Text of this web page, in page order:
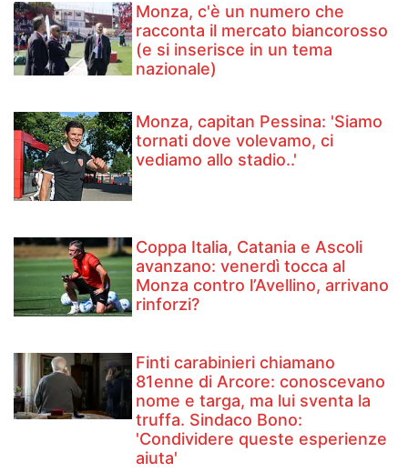
Monza, c'è un numero che
racconta il mercato biancorosso
(e si inserisce in un tema
nazionale)
Monza, capitan Pessina: 'Siamo
tornati dove volevamo, ci
vediamo allo stadio..'
Coppa Italia, Catania e Ascoli
avanzano: venerdì tocca al
Monza contro l’Avellino, arrivano
rinforzi?
Finti carabinieri chiamano
81enne di Arcore: conoscevano
nome e targa, ma lui sventa la
truffa. Sindaco Bono:
'Condividere queste esperienze
aiuta'